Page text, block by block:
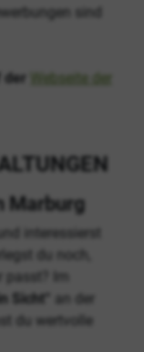
sind
der
Webseite der
Marburg
interessierst
du noch,
Im
Sicht“
an der
du wertvolle